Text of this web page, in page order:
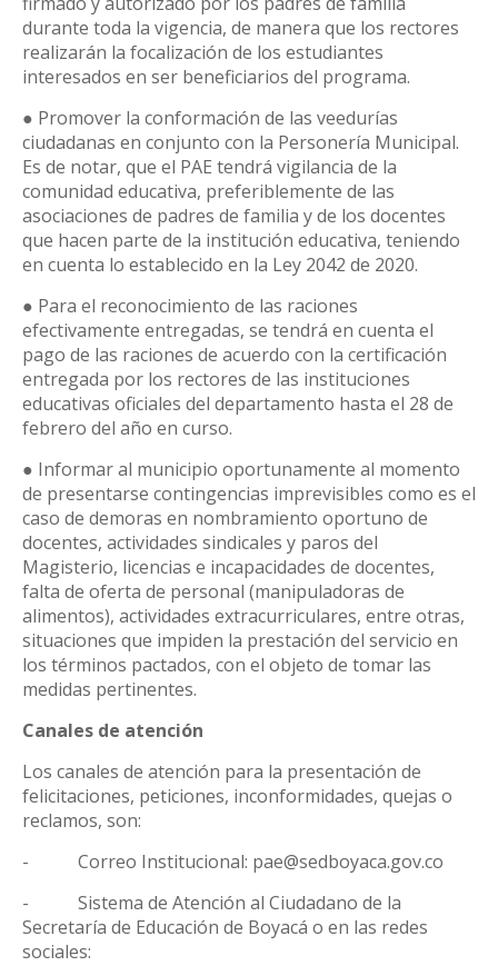
durante toda la vigencia, de manera que los rectores
realizarán la focalización de los estudiantes
interesados en ser beneficiarios del programa.
● Promover la conformación de las veedurías
ciudadanas en conjunto con la Personería Municipal.
Es de notar, que el PAE tendrá vigilancia de la
comunidad educativa, preferiblemente de las
asociaciones de padres de familia y de los docentes
que hacen parte de la institución educativa, teniendo
en cuenta lo establecido en la Ley 2042 de 2020.
● Para el reconocimiento de las raciones
efectivamente entregadas, se tendrá en cuenta el
pago de las raciones de acuerdo con la certificación
entregada por los rectores de las instituciones
educativas oficiales del departamento hasta el 28 de
febrero del año en curso.
● Informar al municipio oportunamente al momento
de presentarse contingencias imprevisibles como es el
caso de demoras en nombramiento oportuno de
docentes, actividades sindicales y paros del
Magisterio, licencias e incapacidades de docentes,
falta de oferta de personal (manipuladoras de
alimentos), actividades extracurriculares, entre otras,
situaciones que impiden la prestación del servicio en
los términos pactados, con el objeto de tomar las
medidas pertinentes.
Canales de atención
Los canales de atención para la presentación de
felicitaciones, peticiones, inconformidades, quejas o
reclamos, son:
-
Correo Institucional: pae@sedboyaca.gov.co
-
Sistema de Atención al Ciudadano de la
Secretaría de Educación de Boyacá o en las redes
sociales: